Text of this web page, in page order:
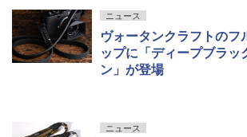
ニュース
ヴォータンクラフトのフ
ップに「ディープブラッ
ン」が登場
ニュース